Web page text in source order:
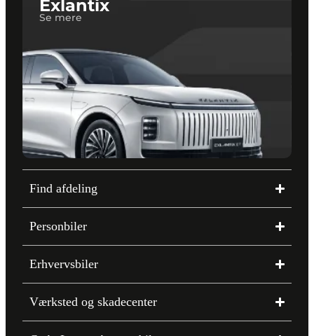
Exlantix
Se mere
Find afdeling
Personbiler
Erhvervsbiler
Værksted og skadecenter